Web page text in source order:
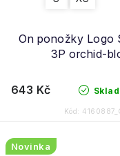
On ponožky Logo
3P orchid-
643 Kč
Kód:
Novinka